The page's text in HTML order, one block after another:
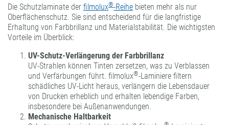
Die Schutzlaminate der filmolux®-Reihe bieten mehr als nur
Oberflächenschutz. Sie sind entscheidend für die langfristige
Erhaltung von Farbbrillanz und Materialstabilität. Die wichtigsten
Vorteile im Überblick:
UV-Schutz-Verlängerung der Farbbrillanz
UV-Strahlen können Tinten zersetzen, was zu Verblassen
und Verfärbungen führt. filmolux®-Laminiere filtern
schädliches UV-Licht heraus, verlängern die Lebensdauer
von Drucken erheblich und erhalten lebendige Farben,
insbesondere bei Außenanwendungen.
Mechanische Haltbarkeit